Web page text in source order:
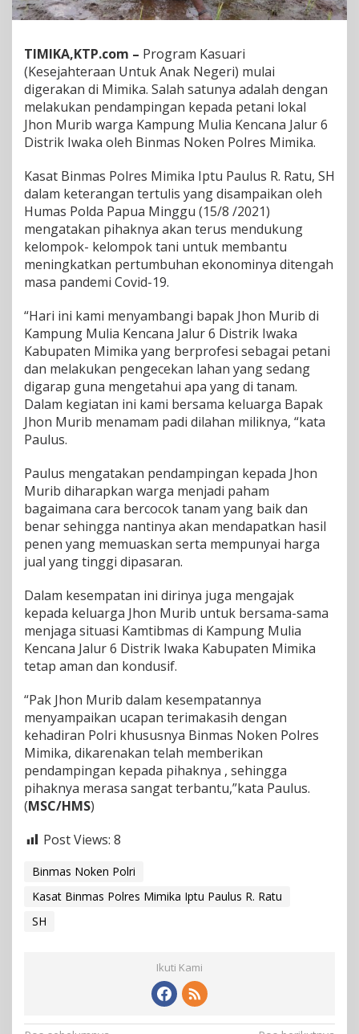
o
n
M
u
l
a
D
g
e
a
k
a
n
d
i
i
m
k
a
TIMIKA,KTP.com – Program Kasuari
(Kesejahteraan Untuk Anak Negeri) mulai
digerakan di Mimika. Salah satunya adalah dengan
melakukan pendampingan kepada petani lokal
Jhon Murib warga Kampung Mulia Kencana Jalur 6
Distrik Iwaka oleh Binmas Noken Polres Mimika.
Kasat Binmas Polres Mimika Iptu Paulus R. Ratu, SH
dalam keterangan tertulis yang disampaikan oleh
Humas Polda Papua Minggu (15/8 /2021)
mengatakan pihaknya akan terus mendukung
kelompok- kelompok tani untuk membantu
meningkatkan pertumbuhan ekonominya ditengah
masa pandemi Covid-19.
“Hari ini kami menyambangi bapak Jhon Murib di
Kampung Mulia Kencana Jalur 6 Distrik Iwaka
Kabupaten Mimika yang berprofesi sebagai petani
dan melakukan pengecekan lahan yang sedang
digarap guna mengetahui apa yang di tanam.
Dalam kegiatan ini kami bersama keluarga Bapak
Jhon Murib menamam padi dilahan miliknya, “kata
Paulus.
Paulus mengatakan pendampingan kepada Jhon
Murib diharapkan warga menjadi paham
bagaimana cara bercocok tanam yang baik dan
benar sehingga nantinya akan mendapatkan hasil
penen yang memuaskan serta mempunyai harga
jual yang tinggi dipasaran.
Dalam kesempatan ini dirinya juga mengajak
kepada keluarga Jhon Murib untuk bersama-sama
menjaga situasi Kamtibmas di Kampung Mulia
Kencana Jalur 6 Distrik Iwaka Kabupaten Mimika
tetap aman dan kondusif.
“Pak Jhon Murib dalam kesempatannya
menyampaikan ucapan terimakasih dengan
kehadiran Polri khususnya Binmas Noken Polres
Mimika, dikarenakan telah memberikan
pendampingan kepada pihaknya , sehingga
pihaknya merasa sangat terbantu,”kata Paulus.
(MSC/HMS)
Post Views: 8
Binmas Noken Polri
Kasat Binmas Polres Mimika Iptu Paulus R. Ratu
SH
Ikuti Kami